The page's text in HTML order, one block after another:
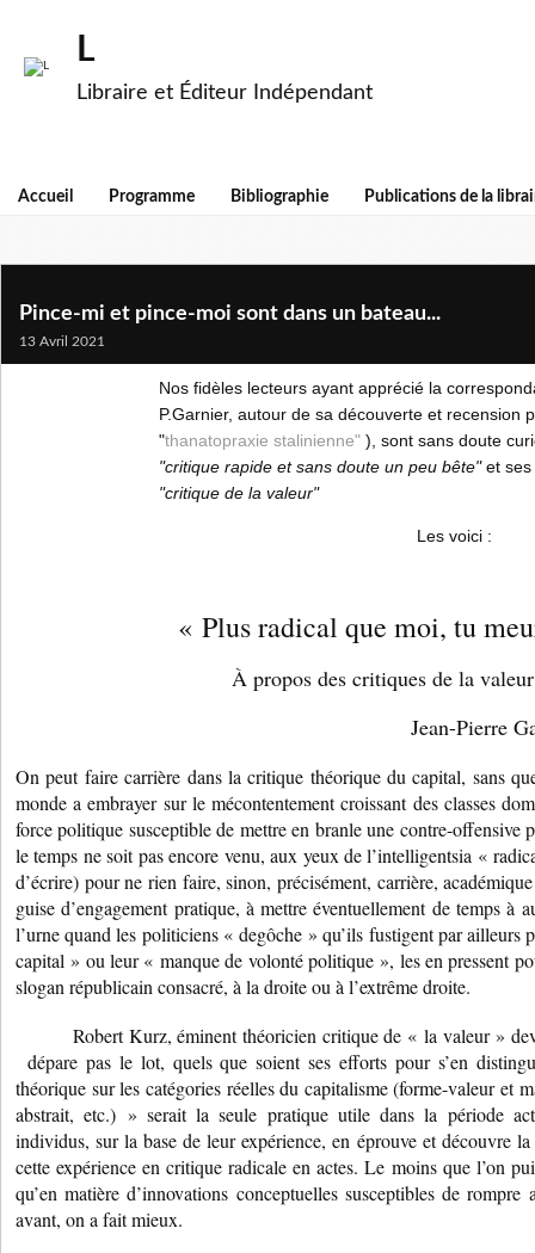
L
Libraire et Éditeur Indépendant
Accueil Programme Bibliographie Publications de la
Pince-mi et pince-moi sont dans un bateau...
13 Avril 2021
Nos fidèles lecteurs ayant apprécié la
P.Garnier, autour de sa découverte et recension
"thanatopraxie stalinienne" ), sont sans doute
"critique rapide et sans doute un peu bête"et ses
"critique de la valeur"
Les voici :
« Plus radical que moi, tu
À propos des critiques de la valeur
Jean-Pierre
On peut faire carrière dans la critique théorique du capital, sans
monde a embrayer sur le mécontentement croissant des classes
force politique susceptible de mettre en branle une contre-offensive
le temps ne soit pas encore venu, aux yeux de l’intelligentsia «
d’écrire) pour ne rien faire, sinon, précisément, carrière,
guise d’engagement pratique, à mettre éventuellement de temps à
l’urne quand les politiciens « degôche » qu’ils fustigent par ailleurs
capital » ou leur « manque de volonté politique », les en pressent
slogan républicain consacré, à la droite ou à l’extrême droite.
Robert Kurz, éminent théoricien critique de « la valeur »
dépare pas le lot, quels que soient ses efforts pour s’en
théorique sur les catégories réelles du capitalisme (forme-valeur et
abstrait, etc.) » serait la seule pratique utile dans la période
individus, sur la base de leur expérience, en éprouve et découvre
cette expérience en critique radicale en actes. Le moins que l’on
qu’en matière d’innovations conceptuelles susceptibles de
avant, on a fait mieux.